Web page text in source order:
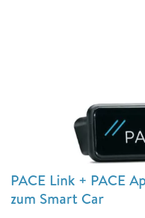
PACE Link + PACE
zum Smart Car